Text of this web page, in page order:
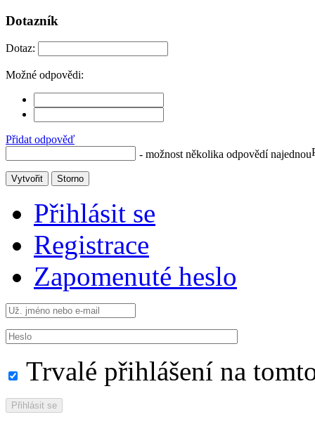
Dotazník
Dotaz:
Možné odpovědi:
Přidat odpověď
- možnost několika odpovědí najednou
Vytvořit Storno
Přihlásit se
Registrace
Zapomenuté heslo
Trvalé přihlášení na
Přihlásit se